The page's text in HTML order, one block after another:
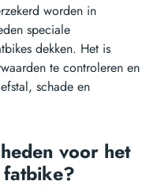
worden in
speciale
dekken. Het is
te controleren en
schade en
voor het